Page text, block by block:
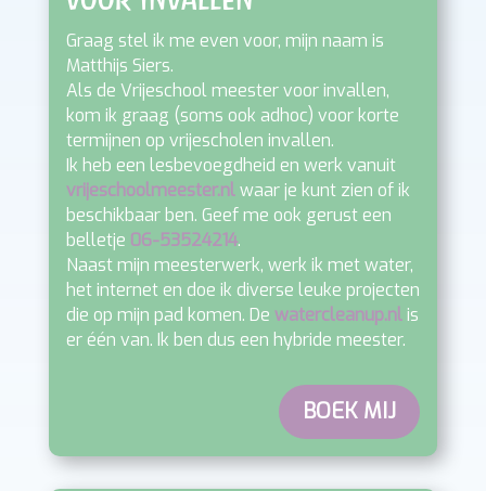
de Vrijeschool meester
voor invallen
Graag stel ik me even voor, mijn naam is
Matthijs Siers.
Als de Vrijeschool meester voor invallen,
kom ik graag (soms ook adhoc) voor korte
termijnen op vrijescholen invallen.
Ik heb een lesbevoegdheid en werk vanuit
vrijeschoolmeester.nlwaar je kunt zien of ik
beschikbaar ben. Geef me ook gerust een
belletje06-53524214.
Naast mijn meesterwerk, werk ik met water,
het internet en doe ik diverse leuke projecten
watercleanup.nlis
er één van. Ik ben dus een hybride meester.